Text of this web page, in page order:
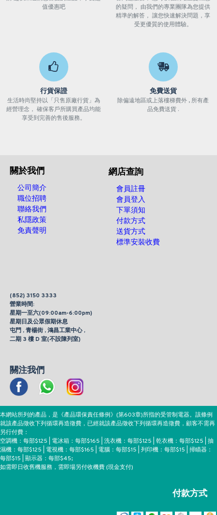
值優惠吧
的疑問， 由我們的專業團隊為您提供
精準的解答， 讓您快速解決問題，享
受更優質的使用體驗。
行貨保證
生活時尚堅持以「只售原廠行貨」為
經營理念， 確保客戶所購買產品均能
享受到完善的售後服務。
免費送貨
除偏遠地區或上落樓梯費外 , 所有產
品免費送貨 .
關於我們
公司簡介
職位招聘
聯絡我們
私隱政策
免責聲明
網店查詢
會員註冊
會員登入
下單須知
付款方式
送貨方式
標準安裝收費
(852) 3150 3333
營業時間:
星期一至六(09:00am-6:00pm)
星期日及公眾假期休息
屯門 , 青楊街 , 鴻昌工業中心 ,
二期 3 樓 D 室(不設陳列室)
關注我們
本網站所列的產品，是《產品環保責任條例》(第603章)所指的受管制電器。該條例
就該產品徵收下列循環再造徵費，已經就該產品徵收下列循環再造徵費，顧客不需再
另行付費：
空調機：每部$125 | 電冰箱：每部$165 | 洗衣機：每部$125 | 乾衣機：每部$125 | 抽
濕機：每部$125 | 電視機：每部$165 | 電腦：每部$15 | 列印機：每部$15 | 掃瞄器：
每部$15 | 顯示器：每部$45;
如需即日收舊機服務，需即場另付收機費 (現金支付)
付款方式